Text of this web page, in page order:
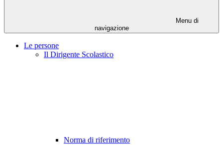
Menu di
navigazione
Le persone
Il Dirigente Scolastico
Norma di riferimento